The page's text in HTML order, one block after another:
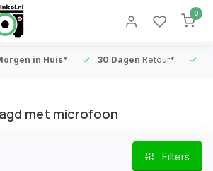
0
in Huis* 30 Dagen Retour*
met microfoon
Filters